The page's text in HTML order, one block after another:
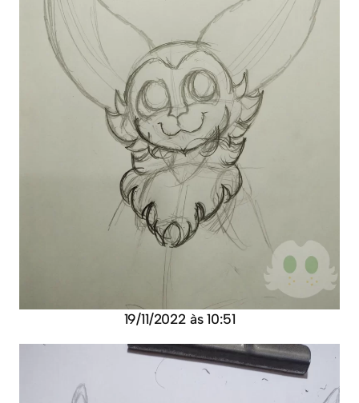
19/11/2022 às 10:51